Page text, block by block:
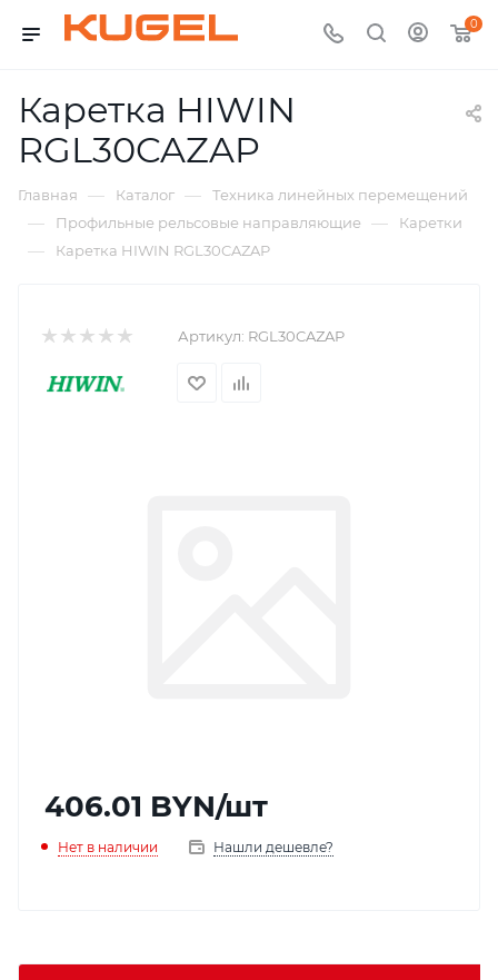
0
Каретка HIWIN
RGL30CAZAP
Главная — Каталог — Техника линейных перемещений
— Профильные рельсовые направляющие — Каретки
— Каретка HIWIN RGL30CAZAP
Артикул: RGL30CAZAP
406.01 BYN/шт
Нет в наличии Нашли дешевле?